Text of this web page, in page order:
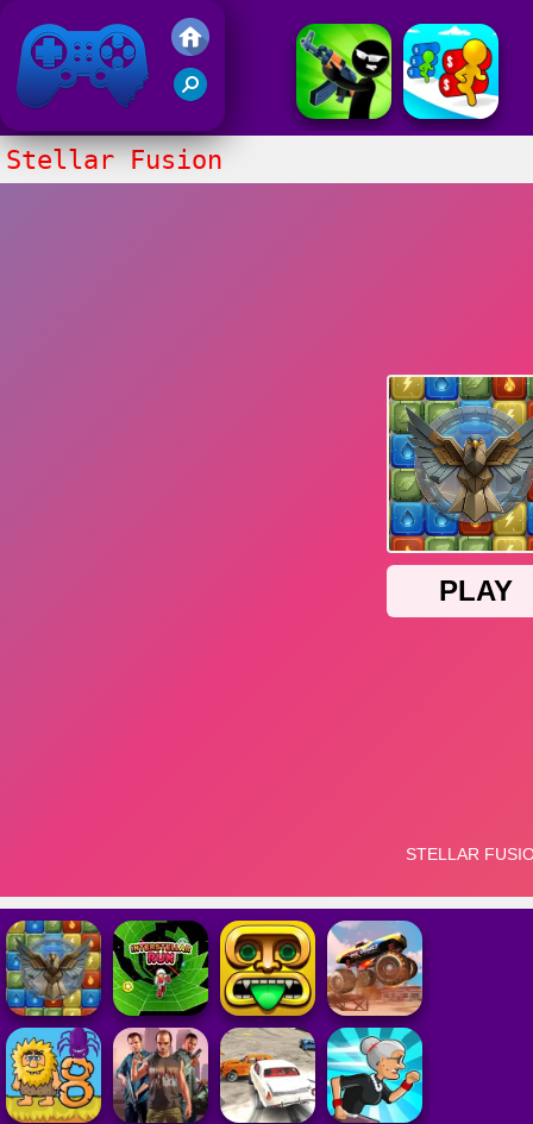
Juegos Friv 2020
Stellar Fusion